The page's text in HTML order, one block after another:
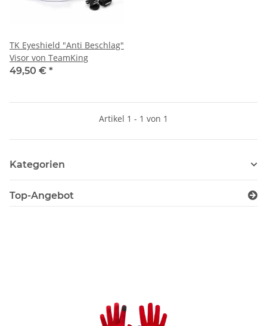
TK Eyeshield "Anti Beschlag"
Visor von TeamKing
49,50 € *
Artikel 1 - 1 von 1
Kategorien
Top-Angebot